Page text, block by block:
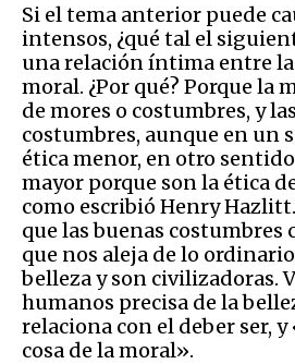
Si el tema anterior puede
intensos, ¿qué tal el
una relación íntima entre
moral. ¿Por qué? Porque la
de mores o costumbres, y
costumbres, aunque en un
ética menor, en otro
mayor porque son la ética
como escribió Henry
que las buenas costumbres
que nos aleja de lo
belleza y son civilizadoras.
humanos precisa de la
relaciona con el deber ser, y
cosa de la moral».